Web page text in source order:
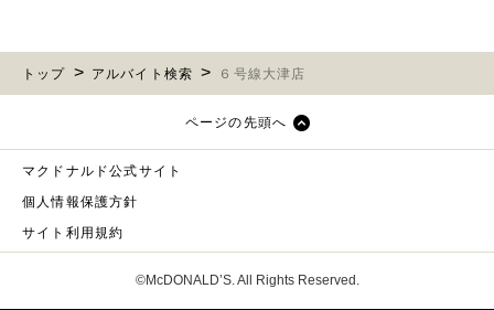
トップ アルバイト検索 ６号線大津店
ページの先頭へ
マクドナルド公式サイト
個人情報保護方針
サイト利用規約
©McDONALD’S. All Rights Reserved.